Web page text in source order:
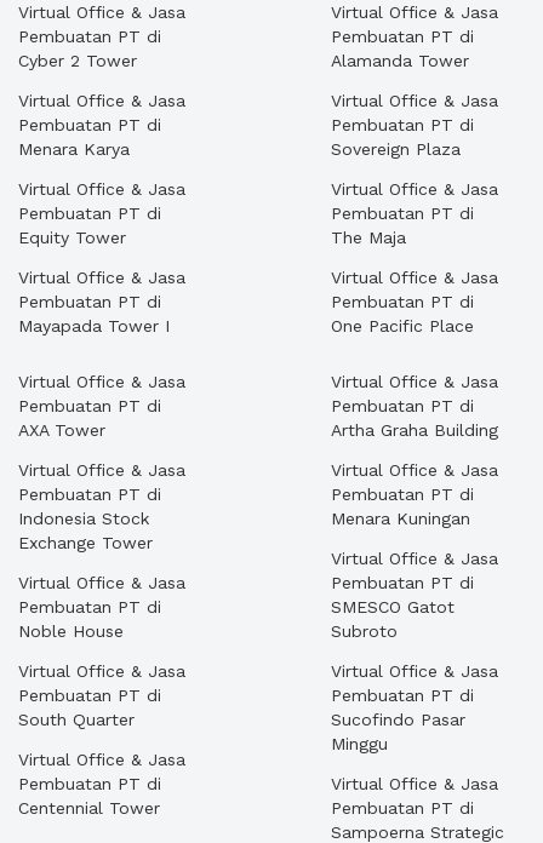
Virtual Office & Jasa
Pembuatan PT di
Cyber 2 Tower
Virtual Office & Jasa
Pembuatan PT di
Menara Karya
Virtual Office & Jasa
Pembuatan PT di
Equity Tower
Virtual Office & Jasa
Pembuatan PT di
Mayapada Tower I
Virtual Office & Jasa
Pembuatan PT di
Alamanda Tower
Virtual Office & Jasa
Pembuatan PT di
Sovereign Plaza
Virtual Office & Jasa
Pembuatan PT di
The Maja
Virtual Office & Jasa
Pembuatan PT di
One Pacific Place
Virtual Office & Jasa
Pembuatan PT di
AXA Tower
Virtual Office & Jasa
Pembuatan PT di
Indonesia Stock
Exchange Tower
Virtual Office & Jasa
Pembuatan PT di
Noble House
Virtual Office & Jasa
Pembuatan PT di
South Quarter
Virtual Office & Jasa
Pembuatan PT di
Centennial Tower
Virtual Office & Jasa
Pembuatan PT di
Artha Graha Building
Virtual Office & Jasa
Pembuatan PT di
Menara Kuningan
Virtual Office & Jasa
Pembuatan PT di
SMESCO Gatot
Subroto
Virtual Office & Jasa
Pembuatan PT di
Sucofindo Pasar
Minggu
Virtual Office & Jasa
Pembuatan PT di
Sampoerna Strategic